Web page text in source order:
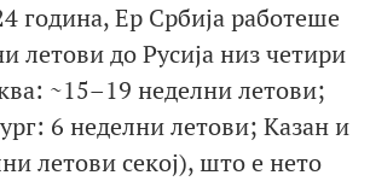
година, Ер Србија работеше
летови до Русија низ четири
~15–19 неделни летови;
6 неделни летови; Казан и
летови секој), што е нето